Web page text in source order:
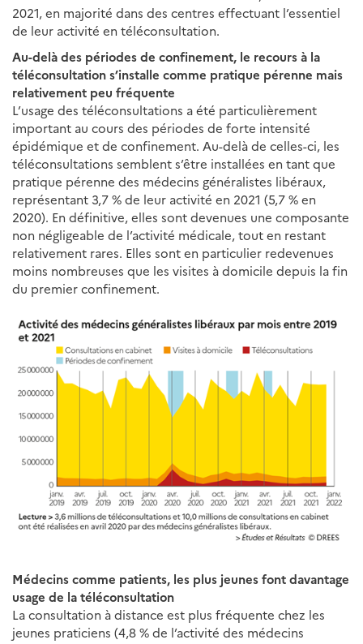
2021, en majorité dans des centres effectuant l’essentiel
de leur activité en téléconsultation.
Au-delà des périodes de confinement, le recours à la
téléconsultation s’installe comme pratique pérenne mais
relativement peu fréquente
L’usage des téléconsultations a été particulièrement
important au cours des périodes de forte intensité
épidémique et de confinement. Au-delà de celles-ci, les
téléconsultations semblent s’être installées en tant que
pratique pérenne des médecins généralistes libéraux,
représentant 3,7 % de leur activité en 2021 (5,7 % en
2020). En définitive, elles sont devenues une composante
non négligeable de l’activité médicale, tout en restant
relativement rares. Elles sont en particulier redevenues
moins nombreuses que les visites à domicile depuis la fin
du premier confinement.
Médecins comme patients, les plus jeunes font davantage
usage de la téléconsultation
La consultation à distance est plus fréquente chez les
jeunes praticiens (4,8 % de l’activité des médecins